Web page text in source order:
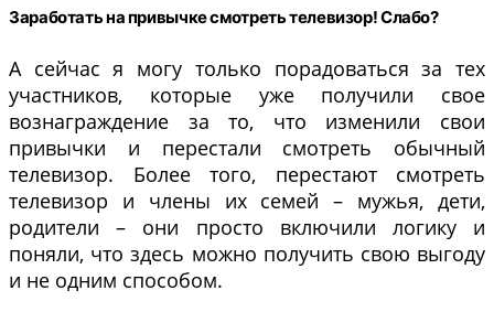
Заработать на привычке смотреть телевизор! Слабо?
А сейчас я могу только порадоваться за тех
участников, которые уже получили свое
вознаграждение за то, что изменили свои
привычки и перестали смотреть обычный
телевизор. Более того, перестают смотреть
телевизор и члены их семей – мужья, дети,
родители – они просто включили логику и
поняли, что здесь можно получить свою выгоду
и не одним способом.